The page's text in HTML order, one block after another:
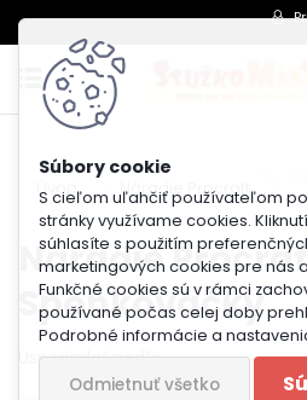
S cieľom uľahčiť používateľom
stránky využívame cookies.
súhlasíte s použitím
marketingových cookies pre nás
Funkčné cookies sú v rámci
používané počas celej doby
Podrobné informácie a
Odmietnuť všetko
Úvod Náradie Procraft
Náradie
Sponkovačky
Usporiadať podľa